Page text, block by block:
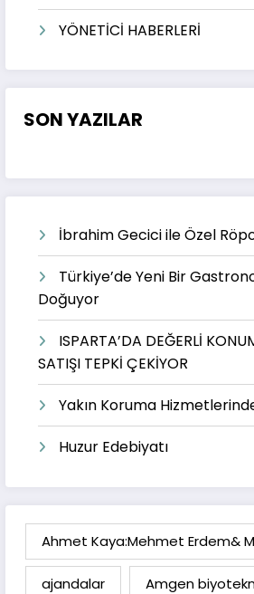
YÖNETİCİ HABERLERİ
SON YAZILAR
İbrahim Gecici ile Özel
Türkiye’de Yeni Bir
Doğuyor
ISPARTA’DA DEĞERLİ
SATIŞI TEPKİ ÇEKİYOR
Yakın Koruma
Huzur Edebiyatı
Ahmet Kaya:Mehmet Erdem&
ajandalar Amgen